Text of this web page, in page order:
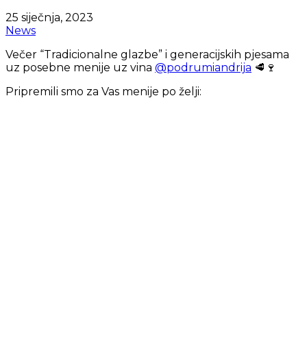
25 siječnja, 2023
News
Večer “Tradicionalne glazbe” i generacijskih pjesama
uz posebne menije uz vina @podrumiandrija 🥩🍷
Pripremili smo za Vas menije po želji: